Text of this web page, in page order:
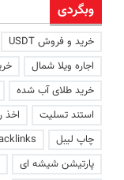
وبگردی
خرید و فروش USDT
اجاره ویلا شمال
خرید طلای آب شده
استند تسلیت
اخذ
چاپ لیبل
پارتیشن شیشه ای